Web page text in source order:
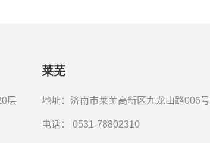
层
莱芜
地址：济南市莱芜高新区九龙山路006号
电话：0531-78802310